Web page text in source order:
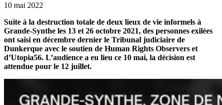
10 mai 2022
Suite à la destruction totale de deux lieux de vie informels à
Grande-Synthe les 13 et 26 octobre 2021, des personnes exilées
ont saisi en décembre dernier le Tribunal judiciaire de
Dunkerque avec le soutien de Human Rights Observers et
d’Utopia56. L’audience a eu lieu ce 10 mai, la décision est
attendue pour le 12 juillet.